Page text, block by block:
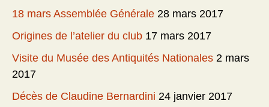
18 mars Assemblée Générale 28 mars 2017
Origines de l’atelier du club 17 mars 2017
Visite du Musée des Antiquités Nationales 2 mars
2017
Décès de Claudine Bernardini 24 janvier 2017